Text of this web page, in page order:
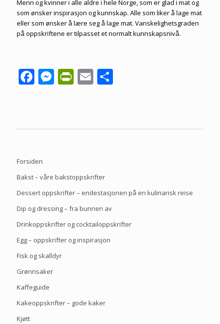
Menn og kvinner i alle aldre i hele Norge, som er glad i mat og
som ønsker inspirasjon og kunnskap. Alle som liker å lage mat
eller som ønsker å lære seg å lage mat. Vanskelighetsgraden
på oppskriftene er tilpasset et normalt kunnskapsnivå.
Facebook
Messenger
PrintFriendly
EmailShare
Forsiden
Bakst – våre bakstoppskrifter
Dessert oppskrifter – endestasjonen på en kulinarisk reise
Dip og dressing – fra bunnen av
Drinkoppskrifter og cocktailoppskrifter
Egg – oppskrifter og inspirasjon
Fisk og skalldyr
Grønnsaker
Kaffeguide
Kakeoppskrifter – gode kaker
Kjøtt